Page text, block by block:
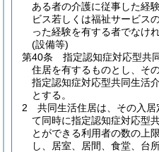
ある者の介護に従事した経
ビス若しくは福祉サービス
った経験を有する者でなけ
(設備等)
第40条
指定認知症対応型共
住居を有するものとし、そ
指定認知症対応型共同生活
とする。
2
共同生活住居は、その入居
て同時に指定認知症対応型
とができる利用者の数の上
し、居室、居間、食堂、台